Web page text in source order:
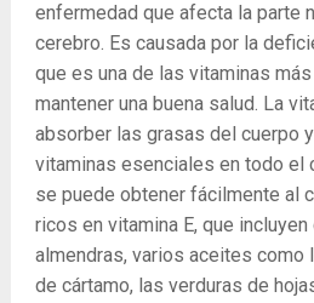
enfermedad que afecta la parte
cerebro. Es causada por la
que es una de las vitaminas
mantener una buena salud. La
absorber las grasas del cuerpo
vitaminas esenciales en todo el
se puede obtener fácilmente al
ricos en vitamina E, que incluyen
almendras, varios aceites
de cártamo, las verduras de